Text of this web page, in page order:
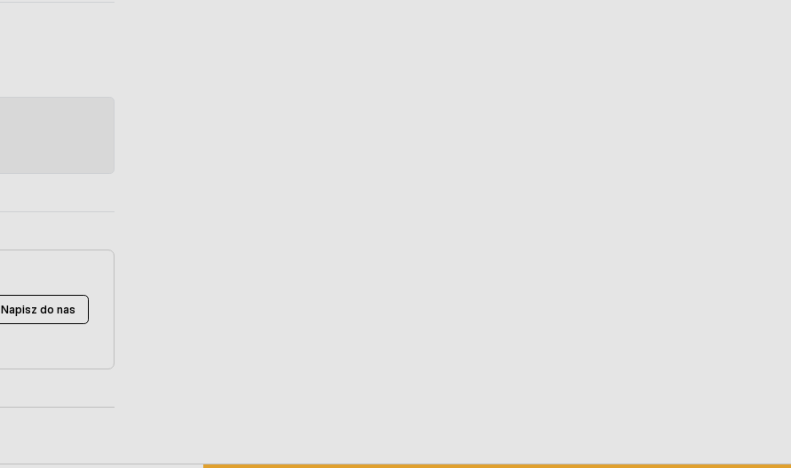
Napisz do nas